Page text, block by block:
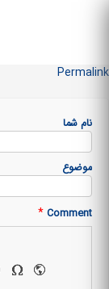
Permalink
نام شما
موضوع
Comment
*